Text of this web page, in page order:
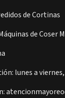
de Cortinas
de Coser
lunes a viernes,